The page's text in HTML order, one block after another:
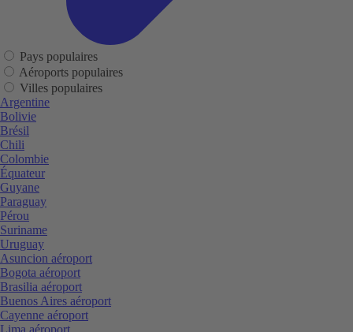
Pays populaires
Aéroports populaires
Villes populaires
Argentine
Bolivie
Brésil
Chili
Colombie
Équateur
Guyane
Paraguay
Pérou
Suriname
Uruguay
Asuncion aéroport
Bogota aéroport
Brasilia aéroport
Buenos Aires aéroport
Cayenne aéroport
Lima aéroport